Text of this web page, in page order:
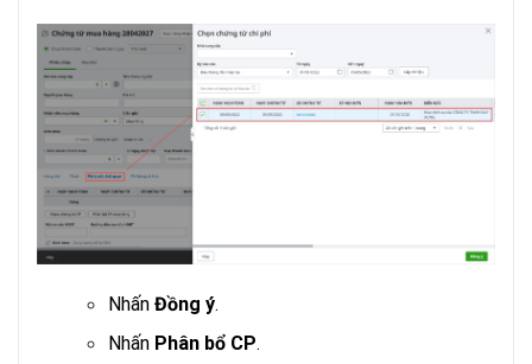
Nhấn Đồng ý.
Nhấn Phân bổ CP.